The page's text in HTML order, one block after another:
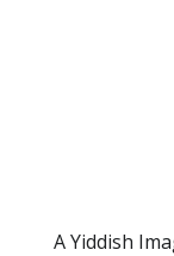
A Yiddish